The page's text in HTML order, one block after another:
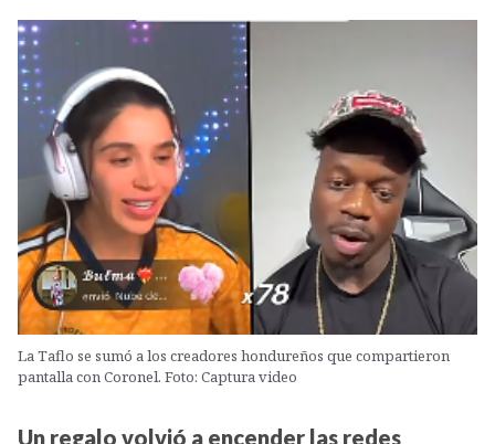
La Taflo se sumó a los creadores hondureños que compartieron
pantalla con Coronel. Foto: Captura video
Un regalo volvió a encender las redes